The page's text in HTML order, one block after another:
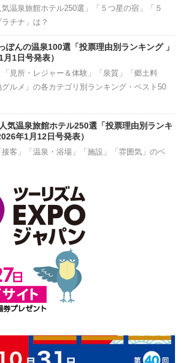
温泉旅館ホテル250選」「５つ星の宿」「５
チナ」は？
ぽんの温泉100選「投票理由別ランキング 」
月1日号発表）
「見所・レジャー＆体験」「泉質」「郷土料
ルメ」の各カテゴリ別ランキング・ベスト50
気温泉旅館ホテル250選「投票理由別ランキ
年1月12日号発表）
接客」「温泉・浴場」「施設」「雰囲気」のベ